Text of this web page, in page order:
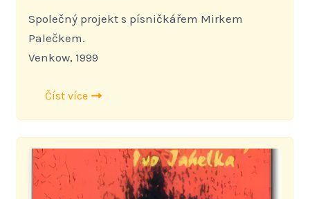
Společný projekt s písničkářem Mirkem
Palečkem.
Venkow, 1999
Číst více